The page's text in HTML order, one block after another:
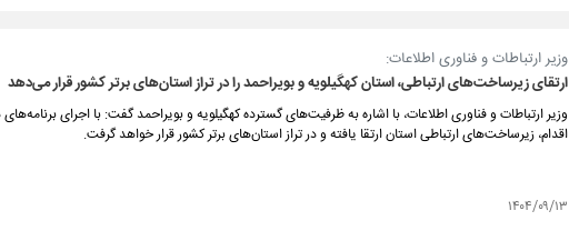
وزیر ارتباطات و فناوری اطلاعات:
ارتقای زیرساخت‌های ارتباطی، استان کهگیلویه و بویراحمد را در تراز استان‌های برتر کشور قرار می‌دهد
وزیر ارتباطات و فناوری اطلاعات، با اشاره به ظرفیت‌های گسترده کهگیلویه و بویراحمد گفت: با اجرای
اقدام، زیرساخت‌های ارتباطی استان ارتقا یافته و در تراز استان‌های برتر کشور قرار خواهد گرفت.
۱۴۰۴/۰۹/۱۳